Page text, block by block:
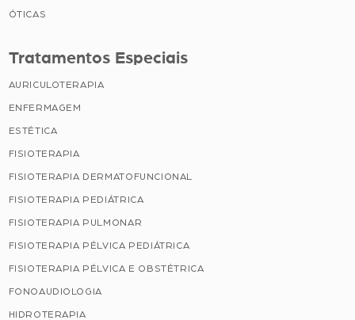
ÓTICAS
Tratamentos Especiais
AURICULOTERAPIA
ENFERMAGEM
ESTÉTICA
FISIOTERAPIA
FISIOTERAPIA DERMATOFUNCIONAL
FISIOTERAPIA PEDIÁTRICA
FISIOTERAPIA PULMONAR
FISIOTERAPIA PÉLVICA PEDIÁTRICA
FISIOTERAPIA PÉLVICA E OBSTÉTRICA
FONOAUDIOLOGIA
HIDROTERAPIA